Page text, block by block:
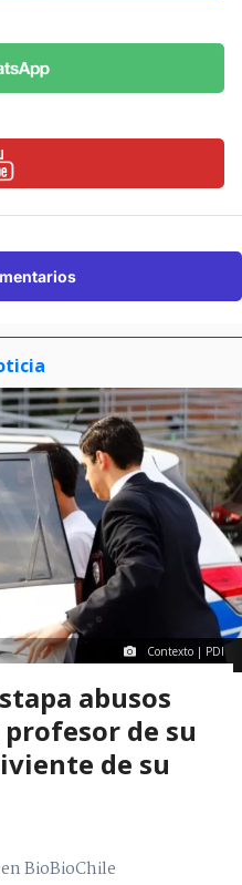
Contexto | PDI
abusos
de su
de su
BioBioChile